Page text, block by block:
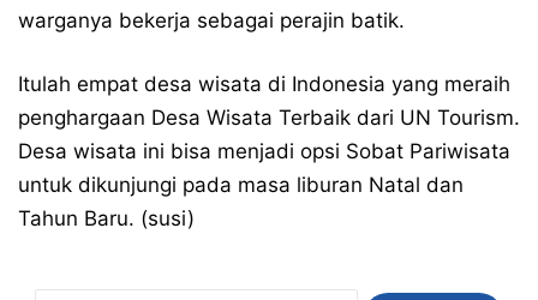
warganya bekerja sebagai perajin batik.
Itulah empat desa wisata di Indonesia yang meraih
penghargaan Desa Wisata Terbaik dari UN Tourism.
Desa wisata ini bisa menjadi opsi Sobat Pariwisata
untuk dikunjungi pada masa liburan Natal dan
Tahun Baru. (susi)